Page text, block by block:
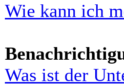
Wie kann ich
Was ist der